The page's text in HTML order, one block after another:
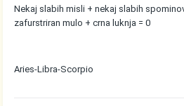
Nekaj slabih misli + nekaj slabih
zafurstriran mulo + crna luknja = 0
Aries-Libra-Scorpio